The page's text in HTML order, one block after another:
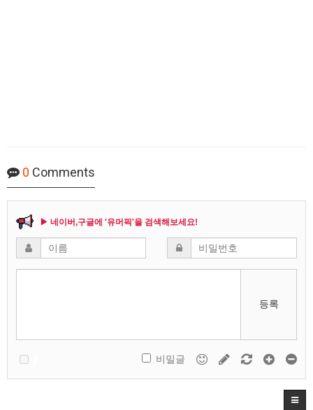
0 Comments
▶ 네이버,구글에 '유머픽'을 검색해보세요!
등록
비밀글